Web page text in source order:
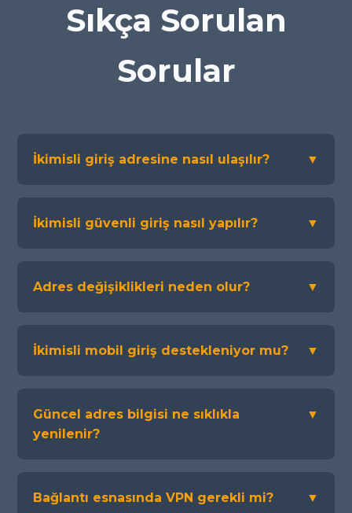
Sıkça Sorulan
Sorular
İkimisli giriş adresine nasıl ulaşılır? ▼
İkimisli güvenli giriş nasıl yapılır? ▼
Adres değişiklikleri neden olur? ▼
İkimisli mobil giriş destekleniyor mu? ▼
Güncel adres bilgisi ne sıklıkla
yenilenir?
▼
Bağlantı esnasında VPN gerekli mi? ▼